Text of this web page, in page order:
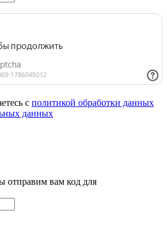
с политикой обработки данных
данных
отправим вам код для